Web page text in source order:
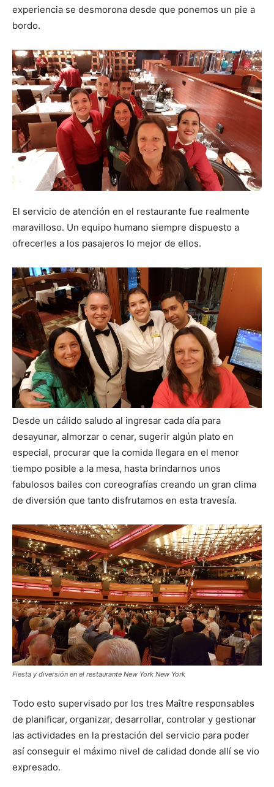
experiencia se desmorona desde que ponemos un pie a
bordo.
El servicio de atención en el restaurante fue realmente
maravilloso. Un equipo humano siempre dispuesto a
ofrecerles a los pasajeros lo mejor de ellos.
Desde un cálido saludo al ingresar cada día para
desayunar, almorzar o cenar, sugerir algún plato en
especial, procurar que la comida llegara en el menor
tiempo posible a la mesa, hasta brindarnos unos
fabulosos bailes con coreografías creando un gran clima
de diversión que tanto disfrutamos en esta travesía.
Fiesta y diversión en el restaurante New York New York
Todo esto supervisado por los tres Maître responsables
de planificar, organizar, desarrollar, controlar y gestionar
las actividades en la prestación del servicio para poder
así conseguir el máximo nivel de calidad donde allí se vio
expresado.